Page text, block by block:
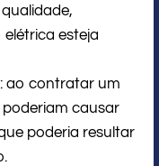
esteja
ao contratar um
poderiam causar
poderia resultar